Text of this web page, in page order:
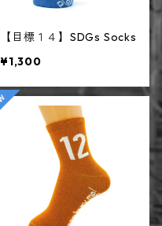
【目標１４】SDGs Socks
¥1,300